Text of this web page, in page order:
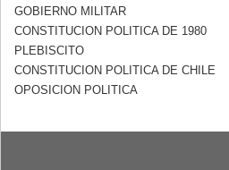
GOBIERNO MILITAR
CONSTITUCION POLITICA DE 1980
PLEBISCITO
CONSTITUCION POLITICA DE CHILE
OPOSICION POLITICA